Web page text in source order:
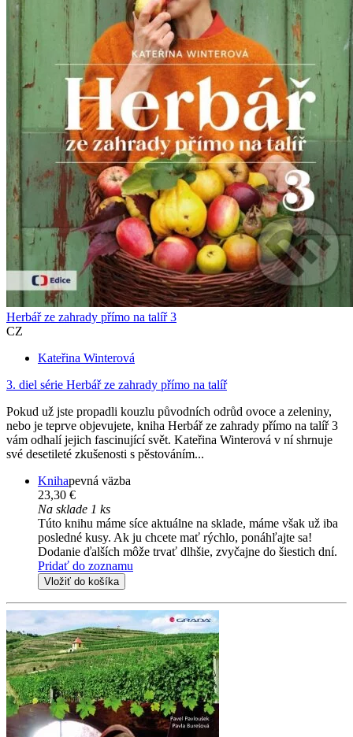
Herbář ze zahrady přímo na talíř 3
CZ
Kateřina Winterová
3. diel série Herbář ze zahrady přímo na talíř
Pokud už jste propadli kouzlu původních odrůd ovoce a zeleniny,
nebo je teprve objevujete, kniha Herbář ze zahrady přímo na talíř 3
vám odhalí jejich fascinující svět. Kateřina Winterová v ní shrnuje
své desetileté zkušenosti s pěstováním...
Knihapevná väzba
23,30 €
Na sklade 1 ks
Túto knihu máme síce aktuálne na sklade, máme však už iba
posledné kusy. Ak ju chcete mať rýchlo, ponáhľajte sa!
Dodanie ďalších môže trvať dlhšie, zvyčajne do šiestich dní.
Pridať do zoznamu
Vložiť do košíka